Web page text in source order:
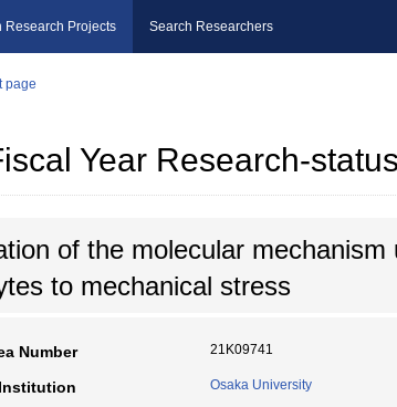
Research Projects Search Researchers
page
Year Research-
of the molecular
to mechanical stress
Number 21K09741
Osaka University